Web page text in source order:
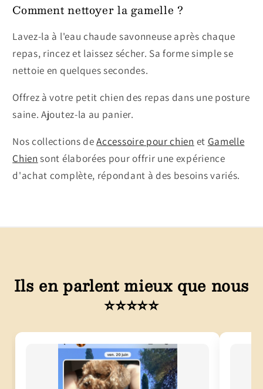
Comment nettoyer la gamelle ?
Lavez-la à l'eau chaude savonneuse après chaque
repas, rincez et laissez sécher. Sa forme simple se
nettoie en quelques secondes.
Offrez à votre petit chien des repas dans une posture
saine. Ajoutez-la au panier.
Nos collections deAccessoire pour chien et Gamelle
Chien sont élaborées pour offrir une expérience
d'achat complète, répondant à des besoins variés.
Ils en parlent mieux que nous
⭐⭐⭐⭐⭐